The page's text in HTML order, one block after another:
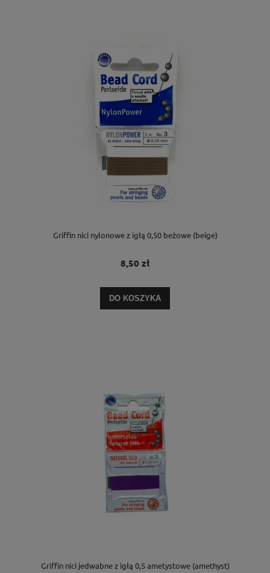
Griffin nici nylonowe z igłą 0,50 beżowe (beige)
8,50 zł
DO KOSZYKA
Griffin nici jedwabne z igłą 0,5 ametystowe (amethyst)